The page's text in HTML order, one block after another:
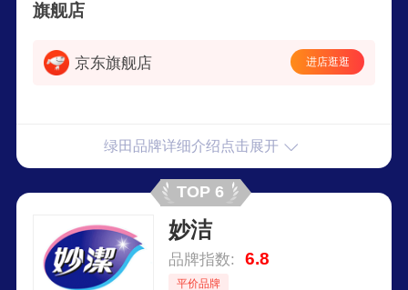
旗舰店
京东旗舰店 进店逛逛
绿田品牌详细介绍点击展开
TOP 6
妙洁
品牌指数: 6.8
平价品牌